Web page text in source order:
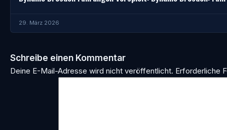
29. März 2026
Schreibe einen Kommentar
Deine E-Mail-Adresse wird nicht veröffentlicht. Erforderliche